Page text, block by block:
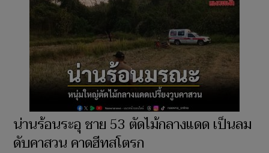
น่านร้อนระอุ ชาย 53 ตัดไม้กลางแดด เป็นลม
ดับคาสวน คาดฮีทสโตรก